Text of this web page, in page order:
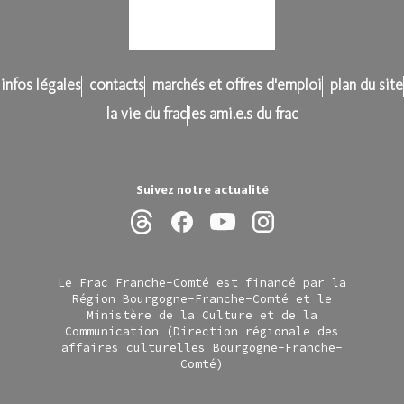
Suivez notre actualité
infos légales contacts marchés et offres d'emploi
plan du site
la vie du frac les ami.e.s du frac
Le Frac Franche-Comté est financé par la
Région Bourgogne-Franche-Comté et le
Ministère de la Culture et de la
Communication (Direction régionale des
affaires culturelles Bourgogne-Franche-
Comté)